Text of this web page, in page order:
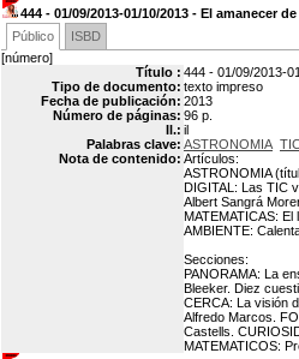
444 - 01/09/2013-01/10/2013 - El amanecer
Público
ISBD
[número]
Título : 444 - 01/09/2013-
Tipo de documento: texto impreso
Fecha de publicación: 2013
Número de páginas: 96 p.
Il.: il
Palabras clave: ASTRONOMIA
Nota de contenido: Artículos:
ASTRONOMIA
DIGITAL: Las TIC
Albert Sangrá
MATEMATICAS:
AMBIENTE:
Secciones:
PANORAMA: La
Bleeker. Diez
CERCA: La visión
Alfredo Marcos.
Castells.
MATEMATICOS: